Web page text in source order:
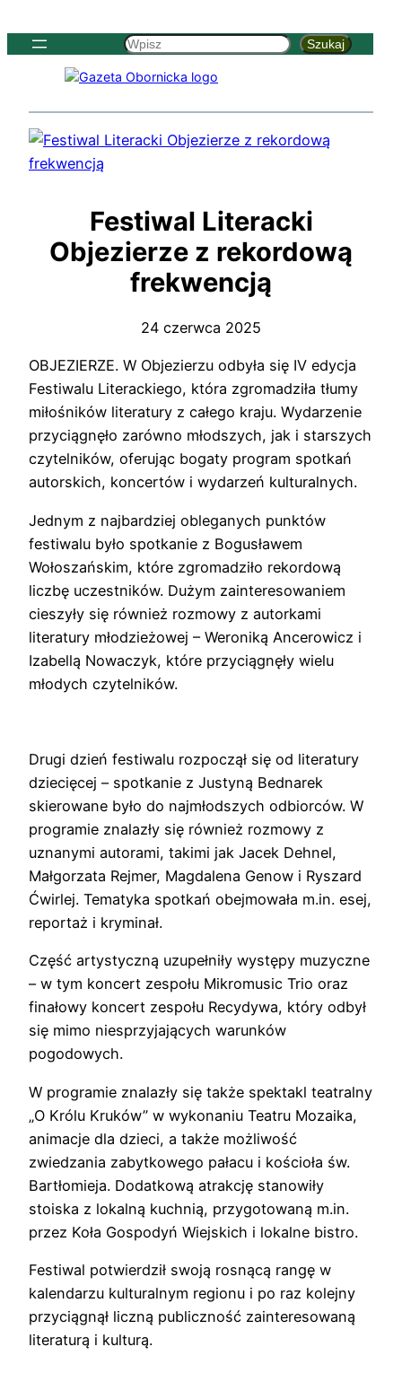
Szukaj
Szukaj
Festiwal Literacki
Objezierze z rekordową
frekwencją
24 czerwca 2025
OBJEZIERZE. W Objezierzu odbyła się IV edycja
Festiwalu Literackiego, która zgromadziła tłumy
miłośników literatury z całego kraju. Wydarzenie
przyciągnęło zarówno młodszych, jak i starszych
czytelników, oferując bogaty program spotkań
autorskich, koncertów i wydarzeń kulturalnych.
Jednym z najbardziej obleganych punktów
festiwalu było spotkanie z Bogusławem
Wołoszańskim, które zgromadziło rekordową
liczbę uczestników. Dużym zainteresowaniem
cieszyły się również rozmowy z autorkami
literatury młodzieżowej – Weroniką Ancerowicz i
Izabellą Nowaczyk, które przyciągnęły wielu
młodych czytelników.
Drugi dzień festiwalu rozpoczął się od literatury
dziecięcej – spotkanie z Justyną Bednarek
skierowane było do najmłodszych odbiorców. W
programie znalazły się również rozmowy z
uznanymi autorami, takimi jak Jacek Dehnel,
Małgorzata Rejmer, Magdalena Genow i Ryszard
Ćwirlej. Tematyka spotkań obejmowała m.in. esej,
reportaż i kryminał.
Część artystyczną uzupełniły występy muzyczne
– w tym koncert zespołu Mikromusic Trio oraz
finałowy koncert zespołu Recydywa, który odbył
się mimo niesprzyjających warunków
pogodowych.
W programie znalazły się także spektakl teatralny
„O Królu Kruków” w wykonaniu Teatru Mozaika,
animacje dla dzieci, a także możliwość
zwiedzania zabytkowego pałacu i kościoła św.
Bartłomieja. Dodatkową atrakcję stanowiły
stoiska z lokalną kuchnią, przygotowaną m.in.
przez Koła Gospodyń Wiejskich i lokalne bistro.
Festiwal potwierdził swoją rosnącą rangę w
kalendarzu kulturalnym regionu i po raz kolejny
przyciągnął liczną publiczność zainteresowaną
literaturą i kulturą.